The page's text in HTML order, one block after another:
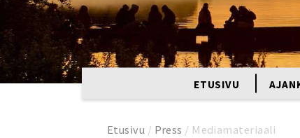
ETUSIVU
Etusivu / Press / Mediamateriaali